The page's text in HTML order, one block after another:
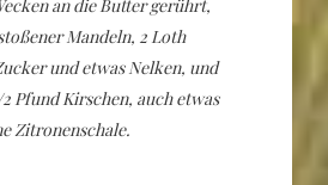
an die Butter gerührt,
Mandeln, 2 Loth
und etwas Nelken, und
Pfund Kirschen, auch etwas
Zitronenschale.